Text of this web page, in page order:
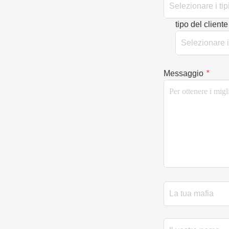
tipo del cliente
Messaggio *